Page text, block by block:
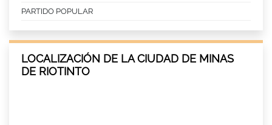
PARTIDO POPULAR
LOCALIZACIÓN DE LA CIUDAD DE MINAS
DE RIOTINTO